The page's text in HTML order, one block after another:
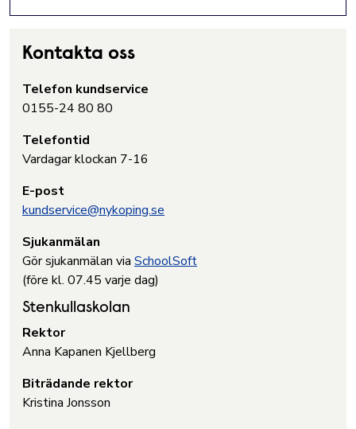
Kontakta oss
Telefon kundservice
0155-24 80 80
Telefontid
Vardagar klockan 7-16
E-post
kundservice@nykoping.se
Sjukanmälan
Gör sjukanmälan via SchoolSoft
(före kl. 07.45 varje dag)
Stenkullaskolan
Rektor
Anna Kapanen Kjellberg
Biträdande rektor
Kristina Jonsson